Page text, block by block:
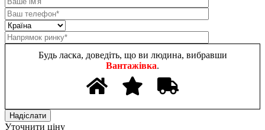
Будь ласка, доведіть, що ви людина, вибравши
Вантажівка.
Уточнити ціну